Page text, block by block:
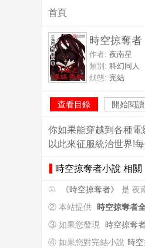
首頁
時空掠奪者
作者: 夜南星
類別: 科幻同人
狀態: 完結
查看目錄 開始閱讀
你如果能穿越到各種
以此來征服統治世界!
時空掠奪者小說 相關
① 《時空掠奪者》
是 夜
② 本站提供
時空掠奪者
③ 如果您發現
時空掠奪
④ 如果您對完結小說 時